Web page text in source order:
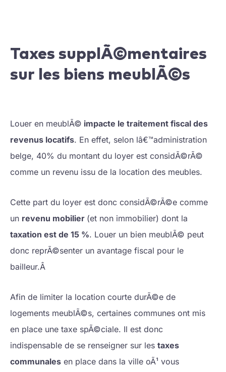
Taxes supplÃ©mentaires
sur les biens meublÃ©s
Louer en meublÃ© impacte le traitement fiscal des
revenus locatifs. En effet, selon lâ€™administration
belge, 40% du montant du loyer est considÃ©rÃ©
comme un revenu issu de la location des meubles.
Cette part du loyer est donc considÃ©rÃ©e comme
un revenu mobilier (et non immobilier) dont la
taxation est de 15 %. Louer un bien meublÃ© peut
donc reprÃ©senter un avantage fiscal pour le
bailleur.Â
Afin de limiter la location courte durÃ©e de
logements meublÃ©s, certaines communes ont mis
en place une taxe spÃ©ciale. Il est donc
indispensable de se renseigner sur les taxes
communales en place dans la ville oÃ¹ vous